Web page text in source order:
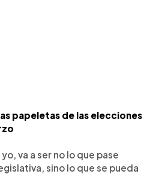
papeletas de las elecciones
va a ser no lo que pase
sino lo que se pueda